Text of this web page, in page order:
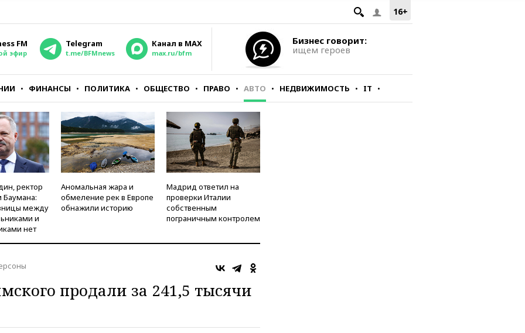
16+
FM
эфир
Telegram
t.me/BFMnews
Канал в MAX
max.ru/bfm
Бизнес говорит:
ищем героев
ФИНАНСЫ ПОЛИТИКА ОБЩЕСТВО ПРАВО АВТО НЕДВИЖИМОСТЬ IT
ректор
между
и
нет
Аномальная жара и
обмеление рек в Европе
обнажили историю
Мадрид ответил на
проверки Италии
собственным
пограничным контролем
продали за 241,5 тысячи